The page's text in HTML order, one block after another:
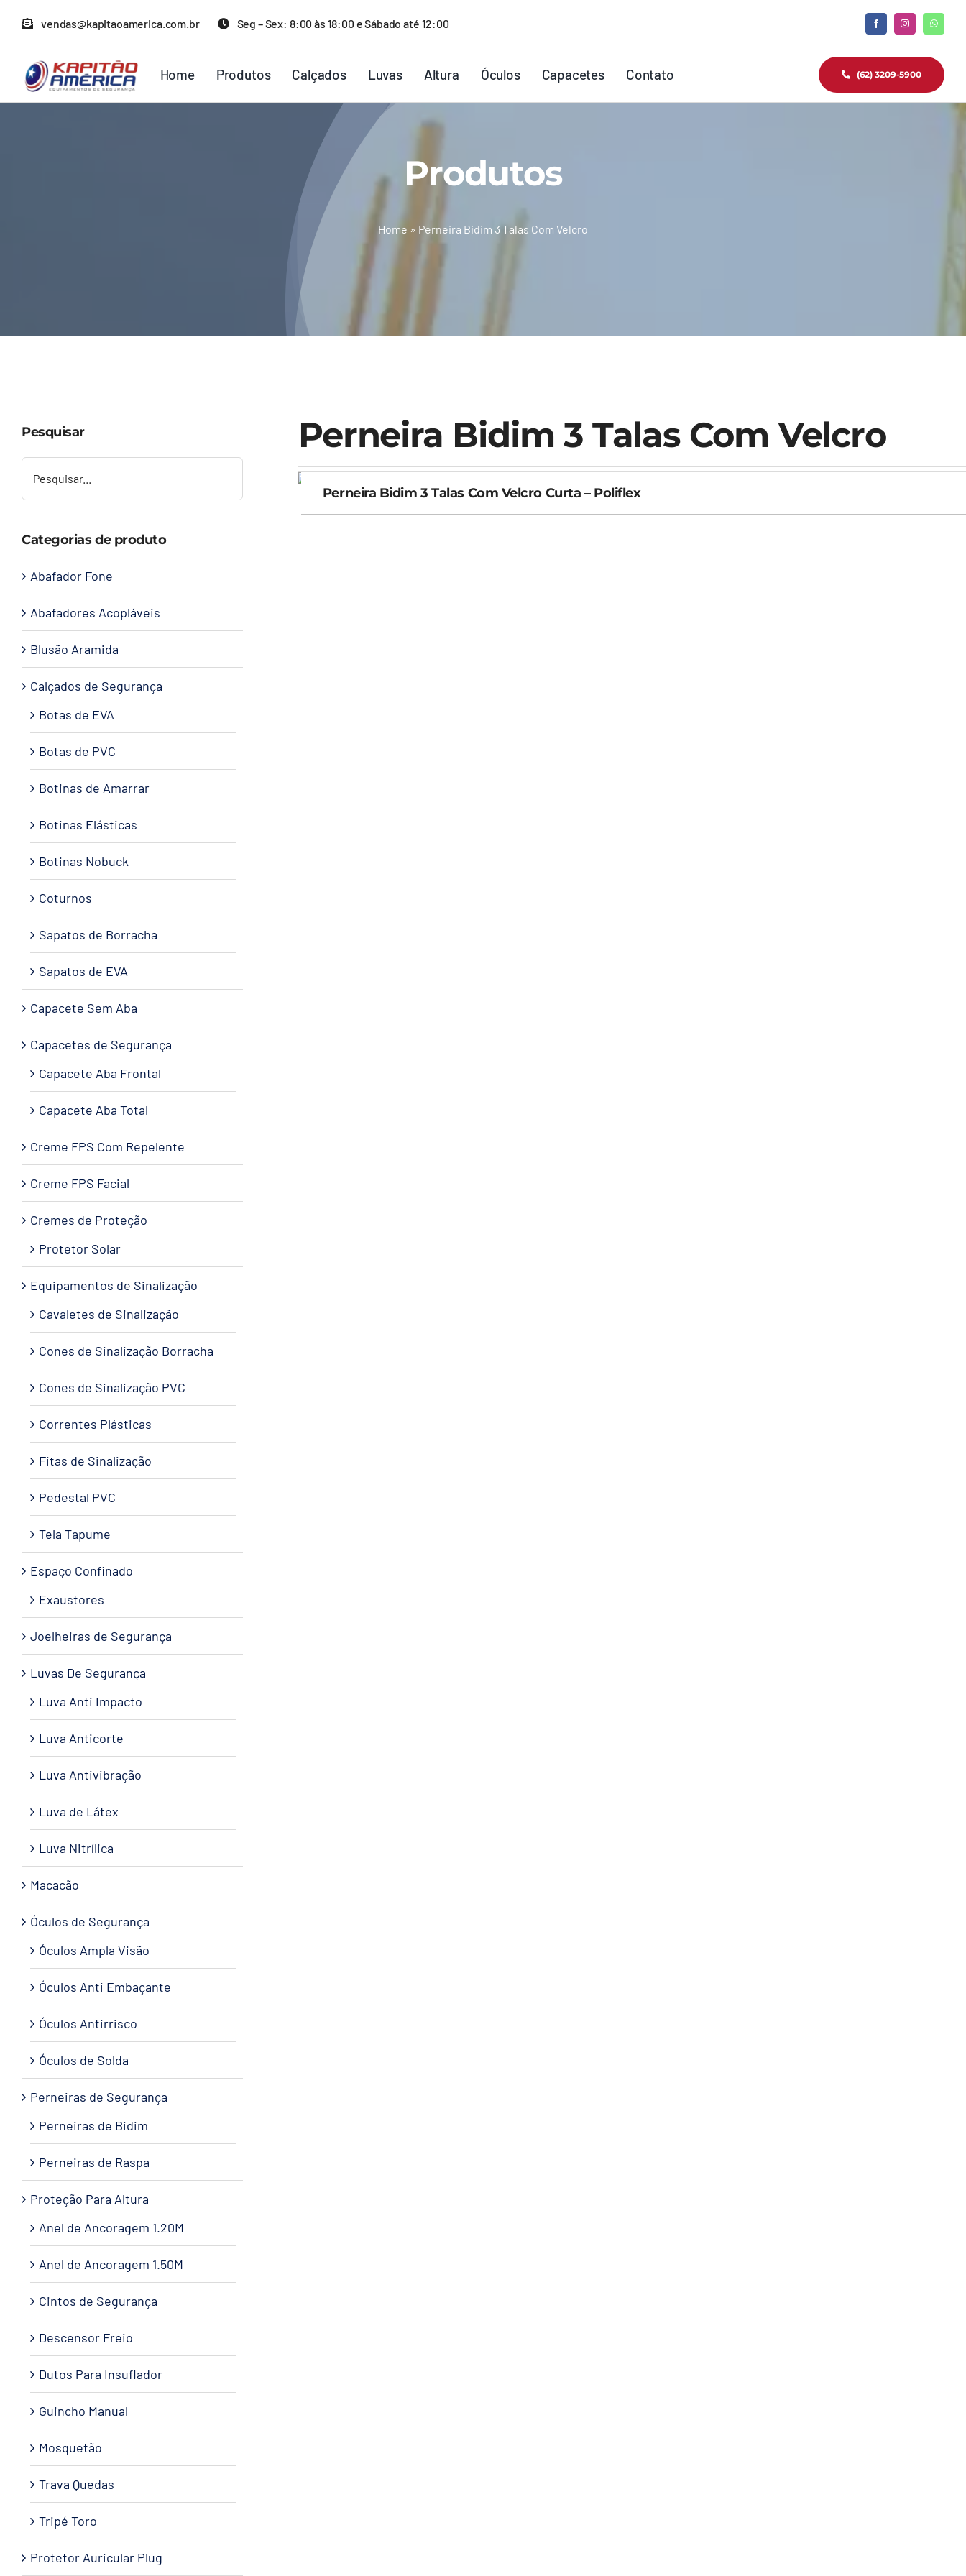
para
conteúdo
vendas@kapitaoamerica.com.br Seg – Sex: 8:00 às 18:00 e Sábado até 12:00
Home Produtos Calçados Luvas Altura Óculos Capacetes Contato (62) 3209-5900
Produtos
Home » Perneira Bidim 3 Talas Com Velcro
Perneira Bidim 3 Talas Com Velcro
Perneira Bidim 3 Talas Com Velcro Curta – Poliflex
Pesquisar
Categorias de produto
Abafador Fone
Abafadores Acopláveis
Blusão Aramida
Calçados de Segurança
Botas de EVA
Botas de PVC
Botinas de Amarrar
Botinas Elásticas
Botinas Nobuck
Coturnos
Sapatos de Borracha
Sapatos de EVA
Capacete Sem Aba
Capacetes de Segurança
Capacete Aba Frontal
Capacete Aba Total
Creme FPS Com Repelente
Creme FPS Facial
Cremes de Proteção
Protetor Solar
Equipamentos de Sinalização
Cavaletes de Sinalização
Cones de Sinalização Borracha
Cones de Sinalização PVC
Correntes Plásticas
Fitas de Sinalização
Pedestal PVC
Tela Tapume
Espaço Confinado
Exaustores
Joelheiras de Segurança
Luvas De Segurança
Luva Anti Impacto
Luva Anticorte
Luva Antivibração
Luva de Látex
Luva Nitrílica
Macacão
Óculos de Segurança
Óculos Ampla Visão
Óculos Anti Embaçante
Óculos Antirrisco
Óculos de Solda
Perneiras de Segurança
Perneiras de Bidim
Perneiras de Raspa
Proteção Para Altura
Anel de Ancoragem 1.20M
Anel de Ancoragem 1.50M
Cintos de Segurança
Descensor Freio
Dutos Para Insuflador
Guincho Manual
Mosquetão
Trava Quedas
Tripé Toro
Protetor Auricular Plug